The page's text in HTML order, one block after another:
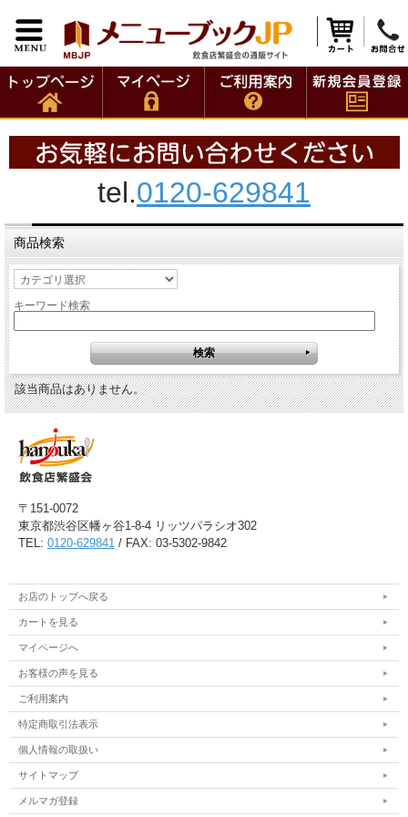
tel.0120-629841
商品検索
キーワード検索
該当商品はありません。
〒151-0072
東京都渋谷区幡ヶ谷1-8-4 リッツパラシオ302
TEL: 0120-629841 / FAX: 03-5302-9842
お店のトップへ戻る
カートを見る
マイページへ
お客様の声を見る
ご利用案内
特定商取引法表示
個人情報の取扱い
サイトマップ
メルマガ登録